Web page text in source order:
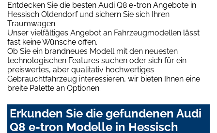
Entdecken Sie die besten Audi Q8 e-tron Angebote in
Hessisch Oldendorf und sichern Sie sich Ihren
Traumwagen.
Unser vielfältiges Angebot an Fahrzeugmodellen lässt
fast keine Wünsche offen.
Ob Sie ein brandneues Modell mit den neuesten
technologischen Features suchen oder sich für ein
preiswertes, aber qualitativ hochwertiges
Gebrauchtfahrzeug interessieren, wir bieten Ihnen eine
breite Palette an Optionen.
Erkunden Sie die gefundenen Audi
Q8 e-tron Modelle in Hessisch